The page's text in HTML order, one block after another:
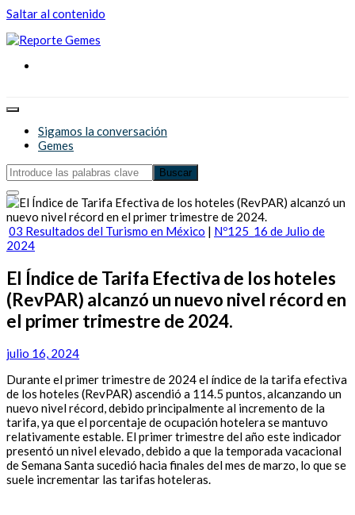
Saltar al contenido
Reporte Gemes
Sigamos la conversación
Gemes
03 Resultados del Turismo en México | Nº125_16 de Julio de
2024
El Índice de Tarifa Efectiva de los hoteles
(RevPAR) alcanzó un nuevo nivel récord en
el primer trimestre de 2024.
julio 16, 2024
Durante el primer trimestre de 2024 el índice de la tarifa efectiva
de los hoteles (RevPAR) ascendió a 114.5 puntos, alcanzando un
nuevo nivel récord, debido principalmente al incremento de la
tarifa, ya que el porcentaje de ocupación hotelera se mantuvo
relativamente estable. El primer trimestre del año este indicador
presentó un nivel elevado, debido a que la temporada vacacional
de Semana Santa sucedió hacia finales del mes de marzo, lo que se
suele incrementar las tarifas hoteleras.